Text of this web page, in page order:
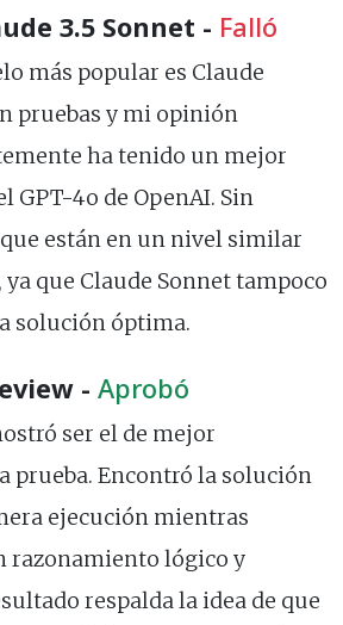
3.5 Sonnet - Falló
más popular es Claude
pruebas y mi opinión
ha tenido un mejor
GPT-4o de OpenAI. Sin
están en un nivel similar
ya que Claude Sonnet tampoco
solución óptima.
- Aprobó
ser el de mejor
prueba. Encontró la solución
ejecución mientras
razonamiento lógico y
respalda la idea de que